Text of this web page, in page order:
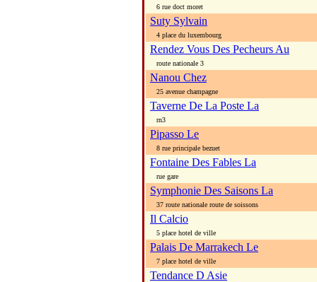
6 rue doct moret
Suty Sylvain
4 place du luxembourg
Rendez Vous Des Pecheurs Au
route nationale 3
Nanou Chez
25 avenue champagne
Taverne De La Poste La
rn3
Pipasso Le
8 rue principale bezuet
Fontaine Des Fables La
rue gare
Symphonie Des Saisons La
37 route nationale route de soissons
Il Calcio
5 place hotel de ville
Palais De Marrakech Le
7 place hotel de ville
Tendance D Asie